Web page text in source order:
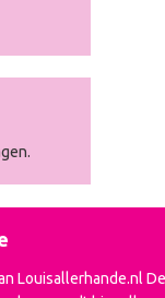
Louisallerhande.nl De